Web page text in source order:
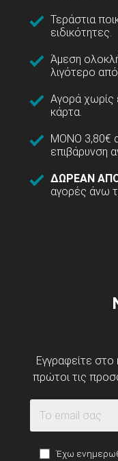
Τεράστια
ειδικότητες.
Άμεση
λιγότερο
Αγορά χωρίς
κάρτα.
ΜΟΝΟ 3,80€
επιβάρυνση
ΔΩΡΕΑΝ
αγορές άνω
Εγγραφείτε στο
πρώτοι τις
Έχω